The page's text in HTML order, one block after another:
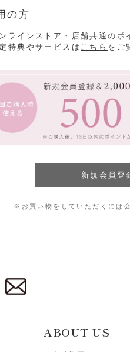
の方
ラインストア・店舗共通のポ
特典やサービスは こちら をご
※お買い物をしていただくには
ABOUT US